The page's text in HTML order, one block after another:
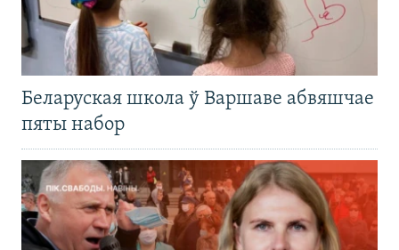
Беларуская школа ў Варшаве абвяшчае
пяты набор